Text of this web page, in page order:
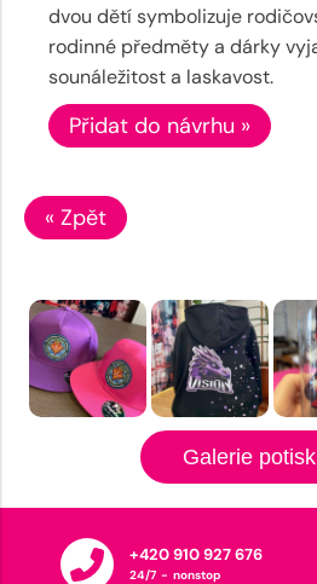
dvou dětí symbolizuje
rodinné předměty a dárky
sounáležitost a laskavost.
Přidat do návrhu »
« Zpět
Galerie
+420 910 927 676
24/7 - nonstop